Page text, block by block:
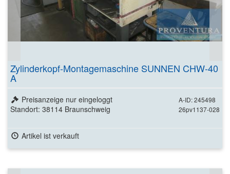
Zylinderkopf-Montagemaschine SUNNEN CHW-40
A
A-ID: 245498
26pv1137-028
Preisanzeige nur eingeloggt
Standort: 38114 Braunschweig
Artikel ist verkauft